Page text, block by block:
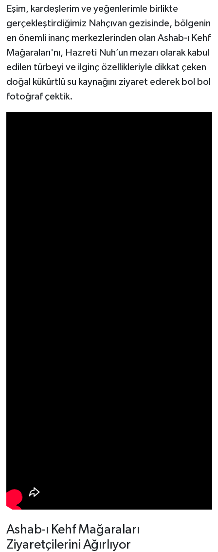
Eşim, kardeşlerim ve yeğenlerimle birlikte
gerçekleştirdiğimiz Nahçıvan gezisinde, bölgenin
en önemli inanç merkezlerinden olan Ashab-ı Kehf
Mağaraları'nı, Hazreti Nuh’un mezarı olarak kabul
edilen türbeyi ve ilginç özellikleriyle dikkat çeken
doğal kükürtlü su kaynağını ziyaret ederek bol bol
fotoğraf çektik.
Ashab-ı Kehf Mağaraları
Ziyaretçilerini Ağırlıyor